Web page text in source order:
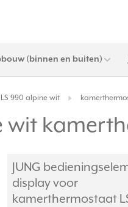
(binnen en buiten)
LS 990 alpine wit
wit
JUNG
display voor
kamerthermostaat